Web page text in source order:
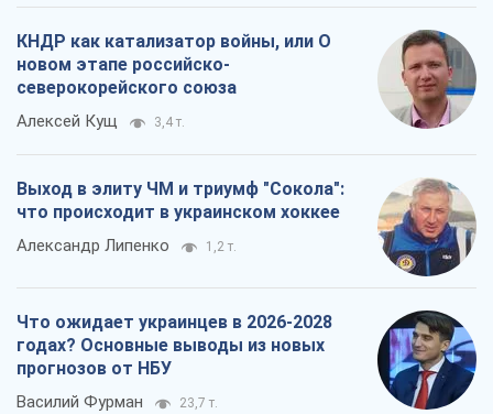
КНДР как катализатор войны, или О
новом этапе российско-
северокорейского союза
Алексей Кущ 3,4 т.
Выход в элиту ЧМ и триумф "Сокола":
что происходит в украинском хоккее
Александр Липенко 1,2 т.
Что ожидает украинцев в 2026-2028
годах? Основные выводы из новых
прогнозов от НБУ
Василий Фурман 23,7 т.